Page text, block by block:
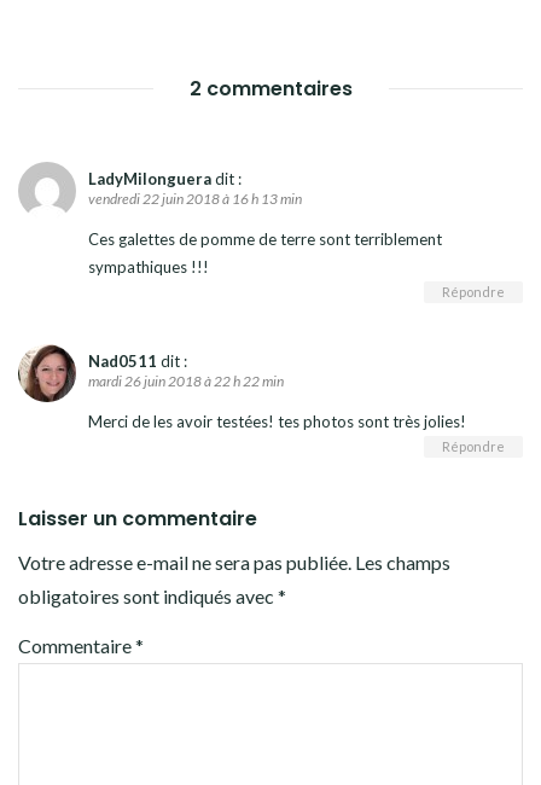
2 commentaires
LadyMilongueradit :
vendredi 22 juin 2018 à 16 h 13 min
Ces galettes de pomme de terre sont terriblement
sympathiques !!!
Répondre
Nad0511 dit :
mardi 26 juin 2018 à 22 h 22 min
Merci de les avoir testées! tes photos sont très jolies!
Répondre
Laisser un commentaire
Votre adresse e-mail ne sera pas publiée. Les champs
obligatoires sont indiqués avec *
Commentaire*